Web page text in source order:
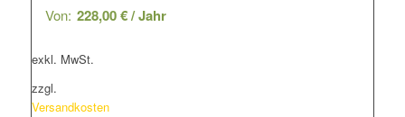
Von: 228,00€ / Jahr
exkl. MwSt.
zzgl.
Versandkosten